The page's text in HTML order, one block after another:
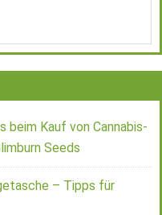
beim Kauf von Cannabis-
Seeds
– Tipps für